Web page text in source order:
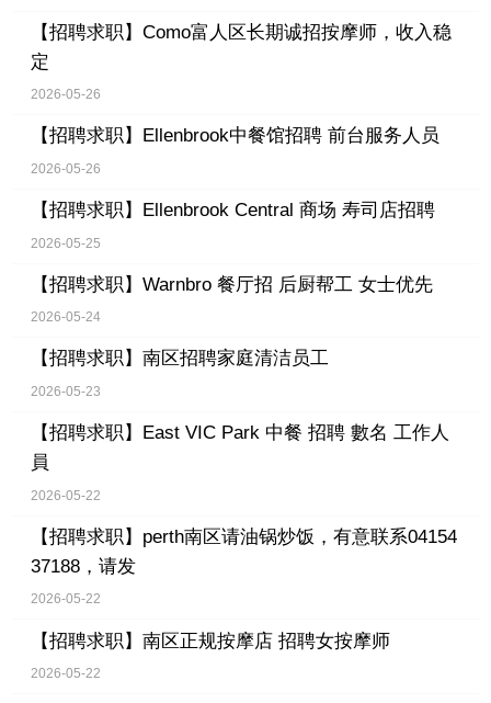
【招聘求职】 Como富人区长期诚招按摩师，收入稳
定
2026-05-26
【招聘求职】 Ellenbrook中餐馆招聘 前台服务人员
2026-05-26
【招聘求职】 Ellenbrook Central 商场 寿司店招聘
2026-05-25
【招聘求职】 Warnbro 餐厅招 后厨帮工 女士优先
2026-05-24
【招聘求职】 南区招聘家庭清洁员工
2026-05-23
【招聘求职】 East VIC Park 中餐 招聘 數名 工作人
員
2026-05-22
【招聘求职】 perth南区请油锅炒饭，有意联系04154
37188，请发
2026-05-22
【招聘求职】 南区正规按摩店 招聘女按摩师
2026-05-22